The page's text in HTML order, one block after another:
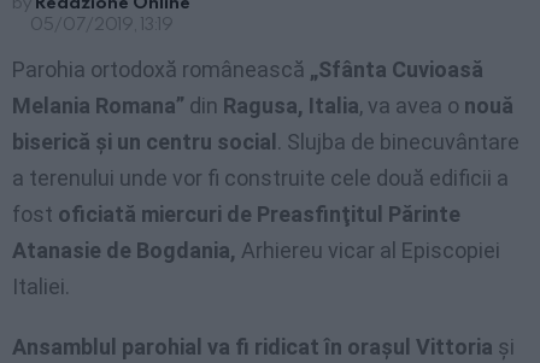
05/07/2019, 13:19
Parohia ortodoxă românească „Sfânta Cuvioasă
Melania Romana” din Ragusa, Italia, va avea o nouă
biserică şi un centru social . Slujba de binecuvântare
a terenului unde vor fi construite cele două edificii a
fost oficiată miercuri de Preasfinţitul Părinte
Atanasie de Bogdania, Arhiereu vicar al Episcopiei
Italiei.
Ansamblul parohial va fi ridicat în oraşul Vittoria şi